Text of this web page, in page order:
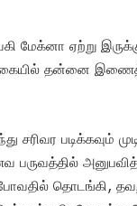
மேக்னா ஏற்று
தன்னை
சரிவர படிக்கவும்
தொடங்கி,